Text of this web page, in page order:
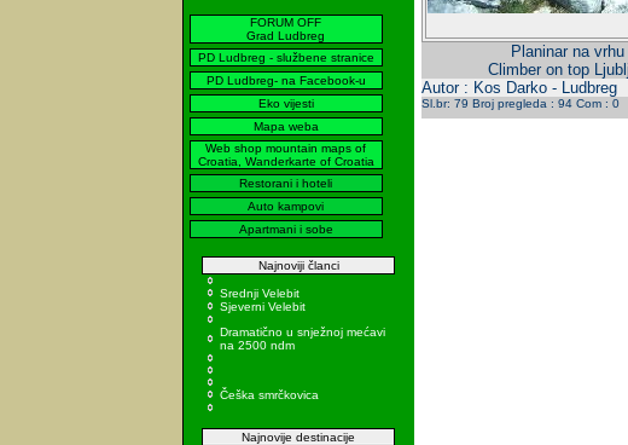
FORUM OFF
Grad Ludbreg
PD Ludbreg - službene stranice
PD Ludbreg- na Facebook-u
Eko vijesti
Mapa weba
Web shop mountain maps of
Croatia, Wanderkarte of Croatia
Restorani i hoteli
Auto kampovi
Apartmani i sobe
Najnoviji članci
Srednji Velebit
Sjeverni Velebit
Dramatično u snježnoj mećavi
na 2500 ndm
Češka smrčkovica
Najnovije destinacije
Planinar na
Climber on top
Autor : Kos Darko - Ludbreg
Sl.br: 79 Broj pregleda : 94 Com : 0